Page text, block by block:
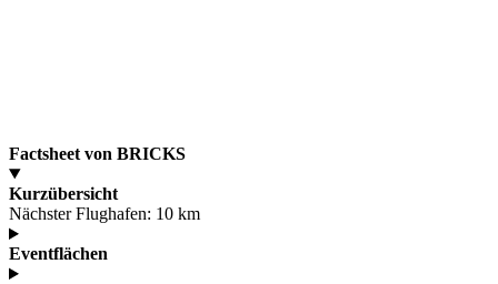
Factsheet von BRICKS
Kurzübersicht
Nächster Flughafen: 10 km
Eventflächen